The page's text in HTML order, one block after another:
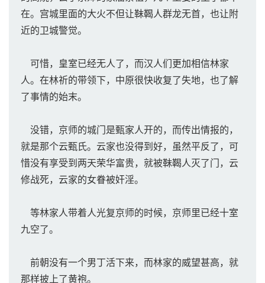
在。宫城里面的大火不但让靺鞨人群龙无首，也让附
近的卫城警觉。
可惜，皇室已经无人了，而汉人们更加相信林家
人。在林祈的带领下，中原很快收复了失地，也了解
了事情的始末。
没错，京师的城门是甄家人开的，而传出情报的，
就是那个云甄氏。云家也没得到好，虽然平反了，可
惜没有享受到两天荣华富贵，就被靺鞨人灭了门，云
修战死，云家的女眷被奸淫。
等林家人带着人光复京师的时候，京师里已经十室
九空了。
前朝没有一个男丁活下来，而林家的威望甚高，就
那样披上了黄袍。